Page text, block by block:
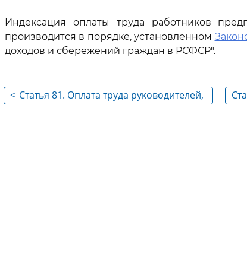
Индексация оплаты труда работников
производится в порядке, установленном
доходов и сбережений граждан в РСФСР".
< Статья 81. Оплата труда руководителей,